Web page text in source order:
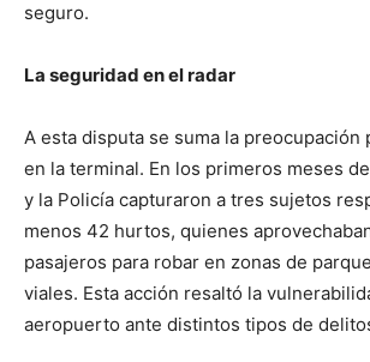
seguro.
La seguridad en el radar
A esta disputa se suma la preocupación
en la terminal. En los primeros meses
y la Policía capturaron a tres sujetos
menos 42 hurtos, quienes
pasajeros para robar en zonas de
viales. Esta acción resaltó la
aeropuerto ante distintos tipos de